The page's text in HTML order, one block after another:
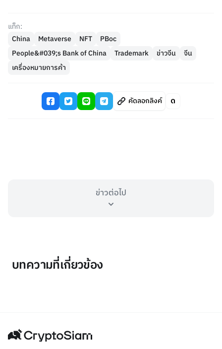
แท็ก:
China
Metaverse NFT
PBoc
People&#039;s Bank of China
Trademark ข่าวจีน
จีน
เครื่องหมายการค้า
คัดลอกลิงค์
ข่าวต่อไป
บทความที่เกี่ยวข้อง